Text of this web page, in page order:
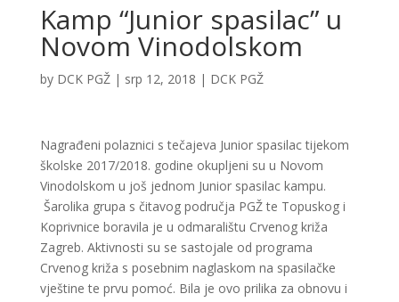
Kamp “Junior spasilac” u
Novom Vinodolskom
by DCK PGŽ| srp 12, 2018 | DCK PGŽ
Nagrađeni polaznici s tečajeva Junior spasilac tijekom
školske 2017/2018. godine okupljeni su u Novom
Vinodolskom u još jednom Junior spasilac kampu.
Šarolika grupa s čitavog područja PGŽ te Topuskog i
Koprivnice boravila je u odmaralištu Crvenog križa
Zagreb. Aktivnosti su se sastojale od programa
Crvenog križa s posebnim naglaskom na spasilačke
vještine te prvu pomoć. Bila je ovo prilika za obnovu i